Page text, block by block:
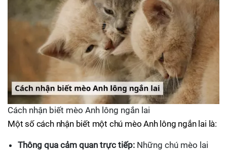
Cách nhận biết mèo Anh lông ngắn lai
Một số cách nhận biết một chú mèo Anh lông ngắn lai là:
Thông qua cảm quan trực tiếp: Những chú mèo lai